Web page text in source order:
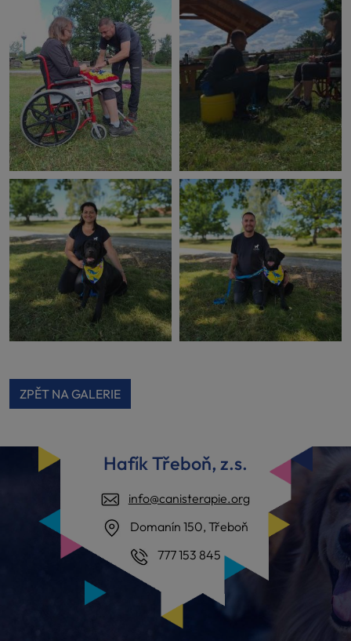
ZPĚT NA GALERIE
Hafík Třeboň, z.s.
info@canisterapie.org
Domanín 150, Třeboň
777 153 845